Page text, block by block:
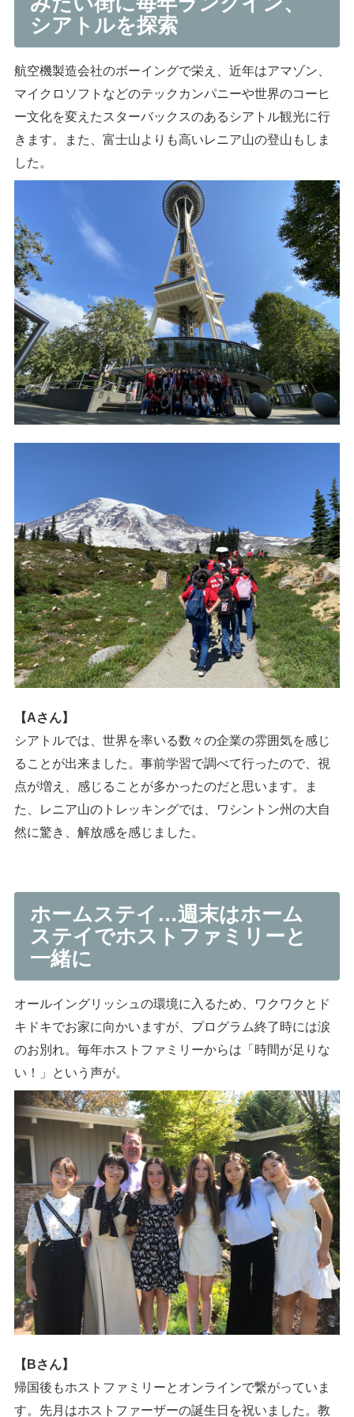
シアトルを探索
航空機製造会社のボーイングで栄え、近年はアマゾン、
マイクロソフトなどのテックカンパニーや世界のコーヒ
ー文化を変えたスターバックスのあるシアトル観光に行
きます。また、富士山よりも高いレニア山の登山もしま
した。
【Aさん】
シアトルでは、世界を率いる数々の企業の雰囲気を感じ
ることが出来ました。事前学習で調べて行ったので、視
点が増え、感じることが多かったのだと思います。ま
た、レニア山のトレッキングでは、ワシントン州の大自
然に驚き、解放感を感じました。
ホームステイ…週末はホーム
ステイでホストファミリーと
一緒に
オールイングリッシュの環境に入るため、ワクワクとド
キドキでお家に向かいますが、プログラム終了時には涙
のお別れ。毎年ホストファミリーからは「時間が足りな
い！」という声が。
【Bさん】
帰国後もホストファミリーとオンラインで繋がっていま
す。先月はホストファーザーの誕生日を祝いました。教